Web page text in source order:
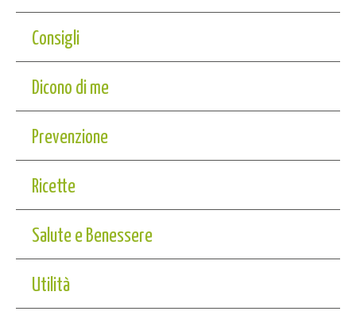
Consigli
Dicono di me
Prevenzione
Ricette
Salute e Benessere
Utilità